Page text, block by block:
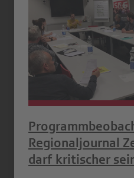
Regionaljournal
darf kritischer